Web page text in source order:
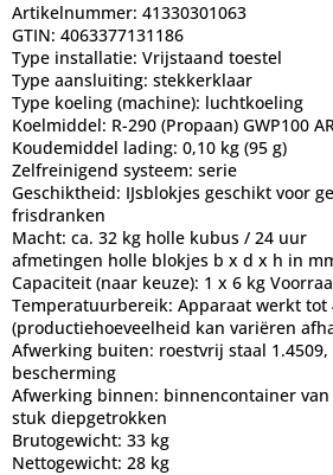
Artikelnummer: 41330301063
GTIN: 4063377131186
Type installatie: Vrijstaand toestel
Type aansluiting: stekkerklaar
Type koeling (machine): luchtkoeling
Koelmiddel: R-290 (Propaan) GWP100
Koudemiddel lading: 0,10 kg (95 g)
Zelfreinigend systeem: serie
Geschiktheid: IJsblokjes geschikt voor
frisdranken
Macht: ca. 32 kg holle kubus / 24 uur
afmetingen holle blokjes b x d x h in
Capaciteit (naar keuze): 1 x 6 kg
Temperatuurbereik: Apparaat werkt tot
(productiehoeveelheid kan variëren
Afwerking buiten: roestvrij staal
bescherming
Afwerking binnen: binnencontainer
stuk diepgetrokken
Brutogewicht: 33 kg
Nettogewicht: 28 kg